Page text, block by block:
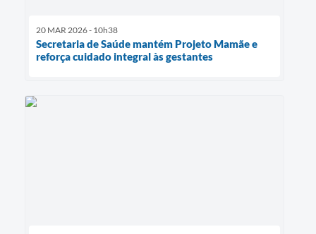
20 MAR 2026 - 10h38
Secretaria de Saúde mantém Projeto Mamãe e
reforça cuidado integral às gestantes